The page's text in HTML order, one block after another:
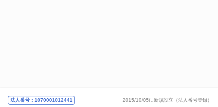
法人番号：1070001012441 2015/10/05に新規設立（法人番号登録）